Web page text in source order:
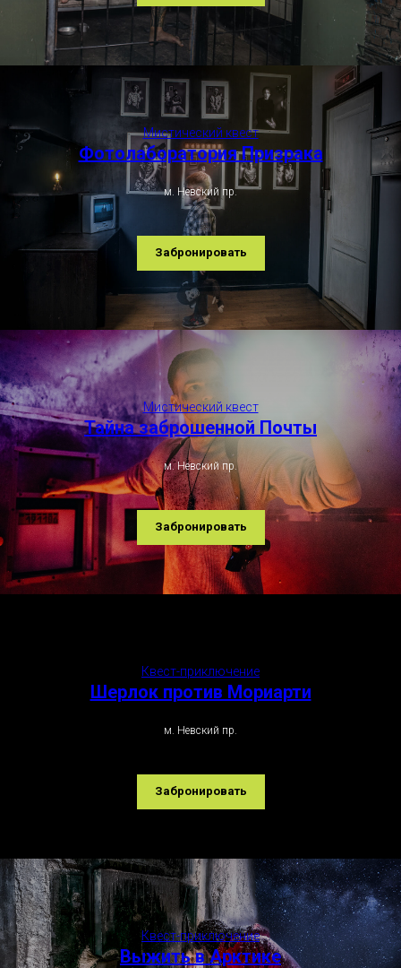
Мистический квест
Фотолаборатория Призрака
м. Невский пр.
Забронировать
Мистический квест
Тайна заброшенной Почты
м. Невский пр.
Забронировать
Квест-приключение
Шерлок против Мориарти
м. Невский пр.
Забронировать
Квест-приключение
Выжить в Арктике